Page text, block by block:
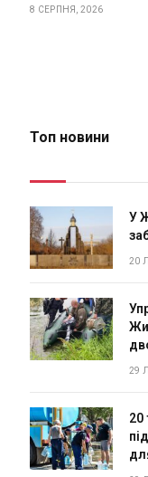
8 СЕРПНЯ, 2026
Топ новини
У
20
29
20